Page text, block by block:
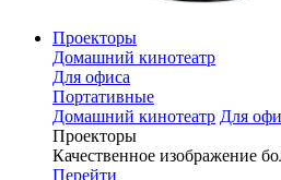
Проекторы
Домашний кинотеатр
Для офиса
Портативные
Домашний кинотеатр Для
Проекторы
Качественное изображение
Перейти